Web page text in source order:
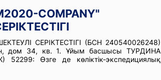
COMPANY"
СЕРІКТЕСТІГІ (БСН 240540026248)
дом 34, кв. 1. Ұйым басшысы ТУРДИНА
Өзге де көліктік-экспедициялық